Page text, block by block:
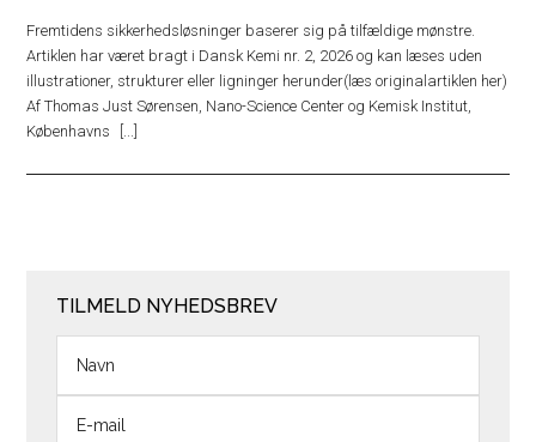
Fremtidens sikkerhedsløsninger baserer sig på tilfældige mønstre.
Artiklen har været bragt i Dansk Kemi nr. 2, 2026 og kan læses uden
illustrationer, strukturer eller ligninger herunder(læs originalartiklen her)
Af Thomas Just Sørensen, Nano-Science Center og Kemisk Institut,
Københavns
TILMELD NYHEDSBREV